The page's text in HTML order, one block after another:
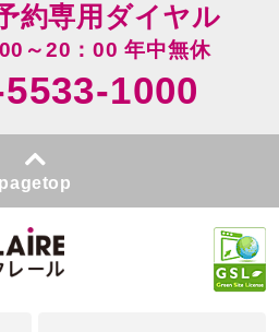
約専用ダイヤル
～20：00 年中無休
1000
pagetop